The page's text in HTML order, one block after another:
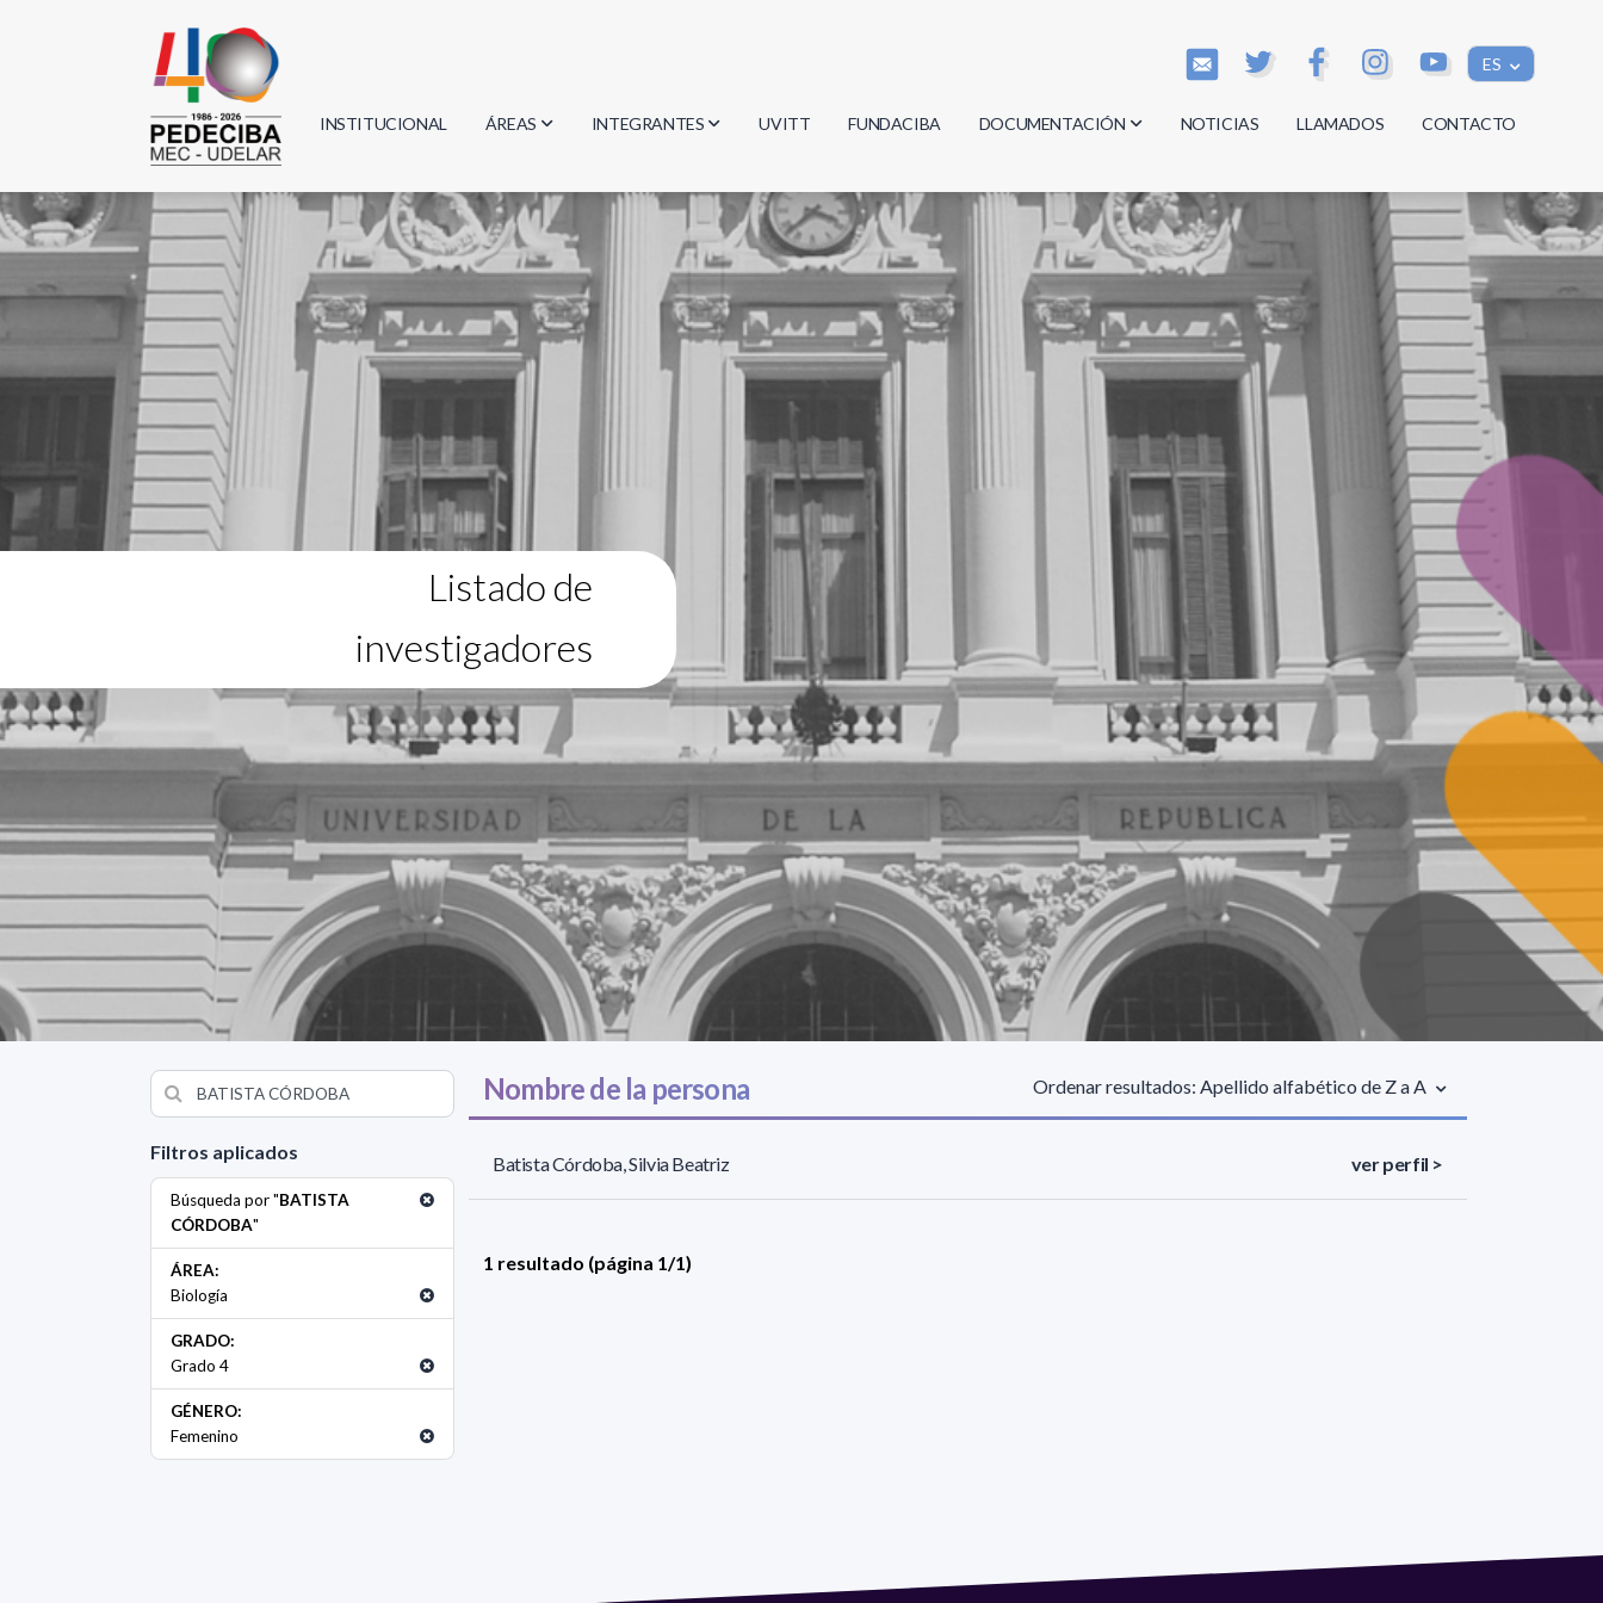
ES
INSTITUCIONAL ÁREAS
Biología
Física
Informática
Matemática
INTEGRANTES
Investigadores
Estudiantes
Egresados
UVITT FUNDACIBA DOCUMENTACIÓN
Actas
Reglamentos
Documentos
NOTICIAS LLAMADOS CONTACTO
Listado de
investigadores
Filtros aplicados
Búsqueda por "BATISTA
CÓRDOBA"
ÁREA:
Biología
GRADO:
Grado 4
GÉNERO:
Femenino
Nombre de la persona Ordenar resultados: Apellido alfabético de Z a A
Batista Córdoba, Silvia Beatriz ver perfil >
1 resultado (página 1/1)